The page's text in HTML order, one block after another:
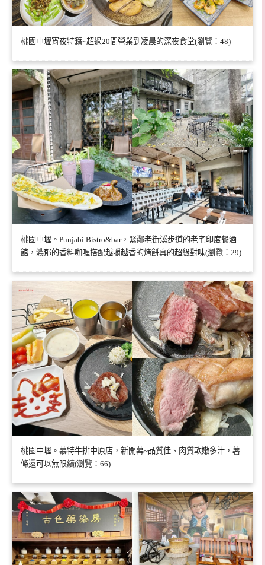
桃園中壢宵夜特籍~超過20間營業到凌晨的深夜食堂(瀏覽：48)
桃園中壢。Punjabi Bistro&bar，緊鄰老街溪步道的老宅印度餐酒
館，濃郁的香料咖喱搭配越嚼越香的烤餅真的超級對味(瀏覽：29)
桃園中壢。慕特牛排中原店，新開幕~品質佳、肉質軟嫩多汁，薯
條還可以無限續(瀏覽：66)